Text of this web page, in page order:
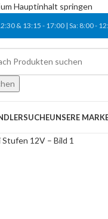
Hauptinhalt springen
& 13:15 - 17:00 | Sa: 8:00-
UNSERE